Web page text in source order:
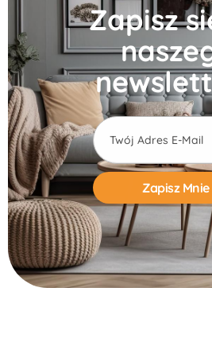
Zapisz
Alternative: